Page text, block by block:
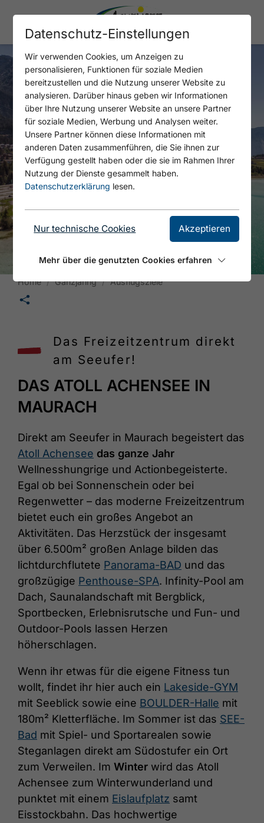
Home Ganzjährig Ausflugsziele
🛄
Das Freizeitzentrum direkt
am Seeufer!
DAS ATOLL ACHENSEE IN
MAURACH
Direkt am Seeufer in Maurach begeistert das
Atoll Achensee das ganze Jahr
Wellnesshungrige und Actionbegeisterte.
Egal ob bei Sonnenschein oder bei
Regenwetter – das moderne Freizeitzentrum
bietet euch ein großes Angebot an
Aktivitäten. Das Herzstück der insgesamt
über 6.500m² großen Anlage bilden das
lichtdurchflutete Panorama-BAD und das
großzügige Penthouse-SPA. Infinity-Pool am
Dach, Saunalandschaft mit Bergblick,
Sportbecken, Erlebnisrutsche und Fun- und
Outdoor-Pools lassen Herzen
höherschlagen.
Wenn ihr etwas für die eigene Fitness tun
wollt, findet ihr hier auch ein Lakeside-GYM
mit Seeblick sowie eine BOULDER-Halle mit
180m² Kletterfläche. Im Sommer ist das SEE-
Bad mit Spiel- und Sportarealen sowie
Steganlagen direkt am Südostufer ein Ort
zum Verweilen. Im Winter wird das Atoll
Achensee zum Winterwunderland und
punktet mit einem Eislaufplatz samt
Eisstockbahn. Das hochwertige
Datenschutz-Einstellungen
Wir verwenden Cookies, um Anzeigen zu
personalisieren, Funktionen für soziale Medien
bereitzustellen und die Nutzung unserer Website zu
analysieren. Darüber hinaus geben wir Informationen
über Ihre Nutzung unserer Website an unsere Partner
für soziale Medien, Werbung und Analysen weiter.
Unsere Partner können diese Informationen mit
anderen Daten zusammenführen, die Sie ihnen zur
Verfügung gestellt haben oder die sie im Rahmen Ihrer
Nutzung der Dienste gesammelt haben.
Datenschutzerklärung lesen.
Nur technische Cookies Akzeptieren
Mehr über die genutzten Cookies erfahren